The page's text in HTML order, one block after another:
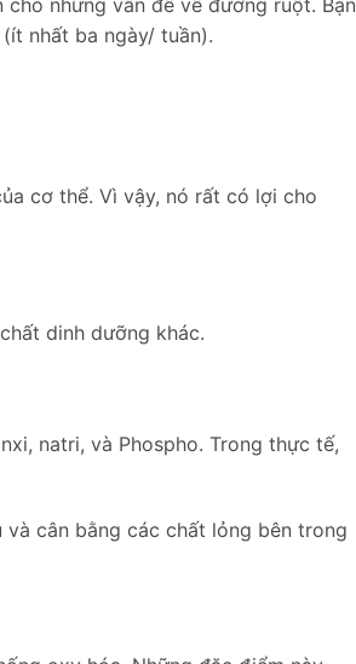
nhất ba ngày/ tuần).
cơ thể. Vì vậy, nó rất có lợi cho
dinh dưỡng khác.
natri, và Phospho. Trong thực tế,
cân bằng các chất lỏng bên trong